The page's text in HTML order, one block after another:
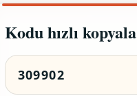
Kodu hızlı kopyala